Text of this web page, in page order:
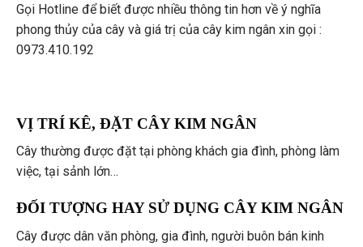
Gọi Hotline để biết được nhiều thông tin hơn về ý nghĩa
phong thủy của cây và giá trị của cây kim ngân xin gọi :
0973.410.192
VỊ TRÍ KÊ, ĐẶT CÂY KIM NGÂN
Cây thường được đặt tại phòng khách gia đình, phòng làm
việc, tại sảnh lớn…
ĐỐI TƯỢNG HAY SỬ DỤNG CÂY KIM NGÂN
Cây được dân văn phòng, gia đình, người buôn bán kinh